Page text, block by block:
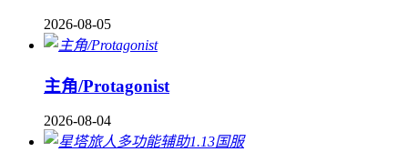
2026-08-05
主角/Protagonist
2026-08-04